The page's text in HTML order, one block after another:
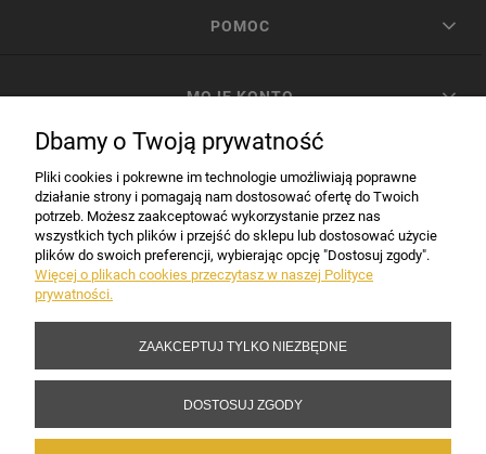
POMOC
MOJE KONTO
INFORMACJE
Copyright 2017-2026 Sakramento.pl
Dbamy o Twoją prywatność
Pliki cookies i pokrewne im technologie umożliwiają poprawne
działanie strony i pomagają nam dostosować ofertę do Twoich
potrzeb. Możesz zaakceptować wykorzystanie przez nas
wszystkich tych plików i przejść do sklepu lub dostosować użycie
plików do swoich preferencji, wybierając opcję "Dostosuj zgody".
Więcej o plikach cookies przeczytasz w naszej Polityce
prywatności.
ZAAKCEPTUJ TYLKO NIEZBĘDNE
DOSTOSUJ ZGODY